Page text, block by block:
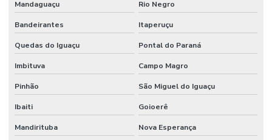
Perícia judicial de engenharia
Perícia predial
Perito avaliador de imóveis
Renovatória de aluguel
Renovatória de aluguel comercial
Mandaguaçu Rio Negro
Bandeirantes Itaperuçu
Quedas do Iguaçu Pontal do Paraná
Imbituva Campo Magro
Pinhão São Miguel do Iguaçu
Ibaiti Goioerê
Mandirituba Nova Esperança